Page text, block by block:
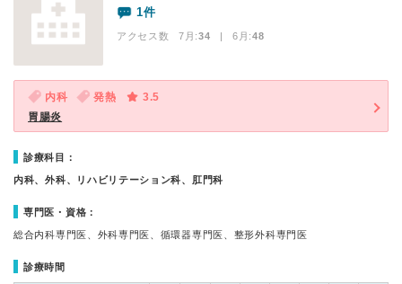
1件
アクセス数 7月:34 | 6月:48
内科 発熱
3.5
胃腸炎
診療科目：
内科、外科、リハビリテーション科、肛門科
専門医・資格：
総合内科専門医、外科専門医、循環器専門医、整形外科専門医
診療時間